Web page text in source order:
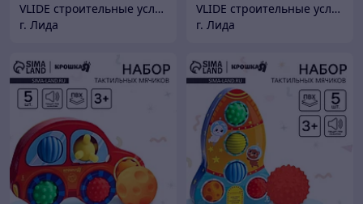
VLIDE cтроительные услуги и товары для дома (оптом и в розницу)
г. Лида
VLIDE cтроительные услуги и товары для дома (оптом и в розницу)
г. Лида